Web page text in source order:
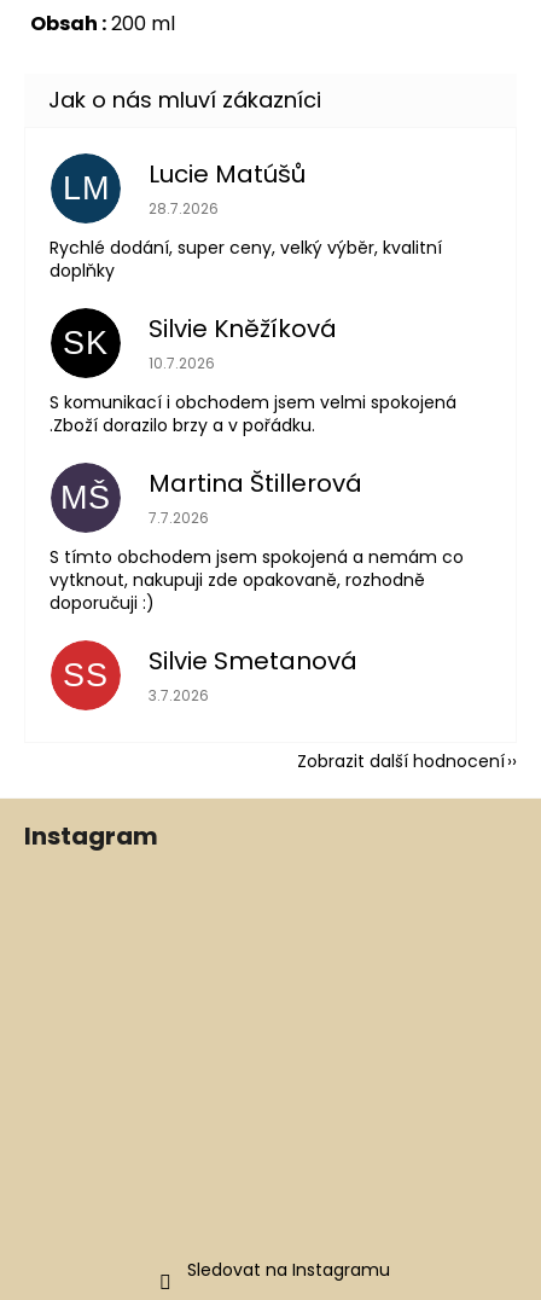
Obsah :200 ml
LM Lucie Matúšů
Hodnocení obchodu je 5 z 5 hvězdiček.
28.7.2026
Rychlé dodání, super ceny, velký výběr, kvalitní
doplňky
SK Silvie Kněžíková
Hodnocení obchodu je 5 z 5 hvězdiček.
10.7.2026
S komunikací i obchodem jsem velmi spokojená
.Zboží dorazilo brzy a v pořádku.
MŠ Martina Štillerová
Hodnocení obchodu je 5 z 5 hvězdiček.
7.7.2026
S tímto obchodem jsem spokojená a nemám co
vytknout, nakupuji zde opakovaně, rozhodně
doporučuji :)
SS Silvie Smetanová
Hodnocení obchodu je 5 z 5 hvězdiček.
3.7.2026
Zobrazit další hodnocení
Z
Instagram
Sledovat na Instagramu